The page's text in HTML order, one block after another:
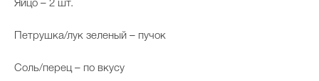
Яйцо – 2 шт.
Петрушка/лук зеленый – пучок
Соль/перец – по вкусу